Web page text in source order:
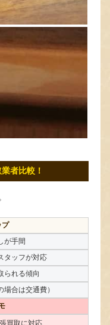
者比較！
プ
が手間
タッフが対応
られる傾向
合は交通費）
買取に対応